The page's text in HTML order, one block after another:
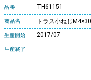
TH61151
トラス小ねじM4×30
2017/07